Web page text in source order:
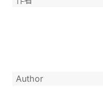
Author